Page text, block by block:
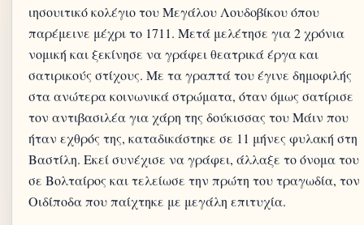
ιησουιτικό κολέγιο του Μεγάλου Λουδοβίκου όπου
παρέμεινε μέχρι το 1711. Μετά μελέτησε για 2 χρόνια
νομική και ξεκίνησε να γράφει θεατρικά έργα και
σατιρικούς στίχους. Με τα γραπτά του έγινε δημοφιλής
στα ανώτερα κοινωνικά στρώματα, όταν όμως σατίρισε
τον αντιβασιλέα για χάρη της δούκισσας του Μάιν που
ήταν εχθρός της, καταδικάστηκε σε 11 μήνες φυλακή στη
Βαστίλη. Εκεί συνέχισε να γράφει, άλλαξε το όνομα του
σε Βολταίρος και τελείωσε την πρώτη του τραγωδία, τον
Οιδίποδα που παίχτηκε με μεγάλη επιτυχία.